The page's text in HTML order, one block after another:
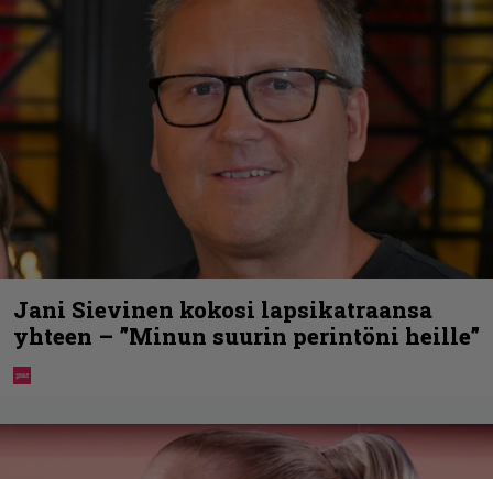
Jani Sievinen kokosi lapsikatraansa
yhteen – ”Minun suurin perintöni heille”